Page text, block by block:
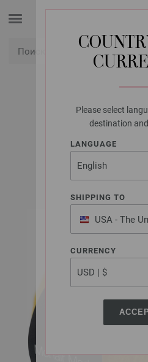
Please select
destination
LANGUAGE
SHIPPING TO
USA - The
of America
CURRENCY
LANA
MOHAIR